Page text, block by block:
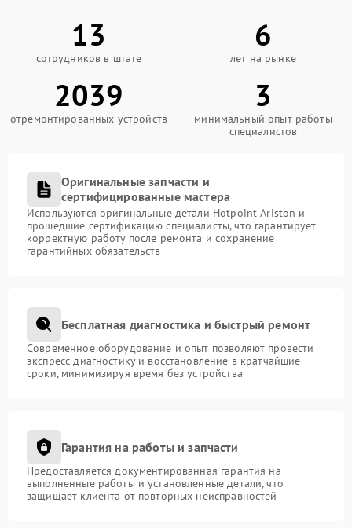
13
сотрудников в штате
6
лет на рынке
2039
отремонтированных устройств
3
минимальный опыт работы
специалистов
Оригинальные запчасти и
сертифицированные мастера
Используются оригинальные детали Hotpoint Ariston и
прошедшие сертификацию специалисты, что гарантирует
корректную работу после ремонта и сохранение
гарантийных обязательств
Бесплатная диагностика и быстрый ремонт
Современное оборудование и опыт позволяют провести
экспресс-диагностику и восстановление в кратчайшие
сроки, минимизируя время без устройства
Гарантия на работы и запчасти
Предоставляется документированная гарантия на
выполненные работы и установленные детали, что
защищает клиента от повторных неисправностей